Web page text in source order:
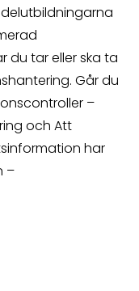
du tar eller ska ta
Går du
–
och Att
har
–